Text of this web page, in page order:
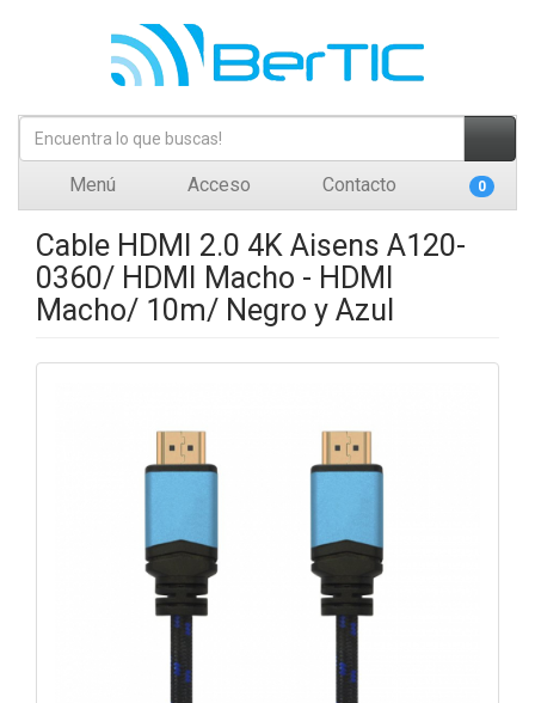
Menú Acceso Contacto 0
Cable HDMI 2.0 4K Aisens A120-
0360/ HDMI Macho - HDMI
Macho/ 10m/ Negro y Azul